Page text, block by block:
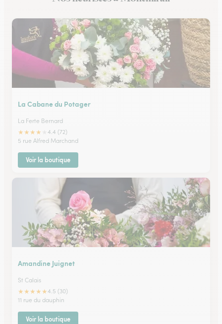
La Cabane du Potager
La Ferte Bernard
★★★★
4.4 (72)
5 rue Alfred Marchand
Voir la boutique
Amandine Juignet
St Calais
★★★★★4.5 (30)
11 rue du dauphin
Voir la boutique